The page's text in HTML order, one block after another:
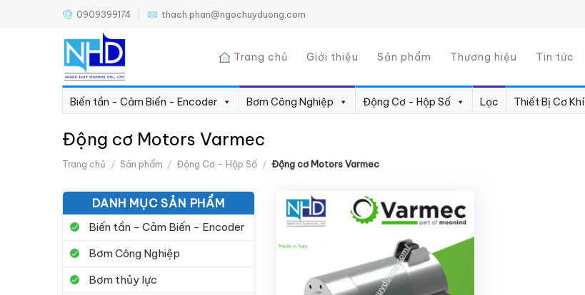
0909399174 thach.phan@ngochuyduong.com
Trang chủ Giới thiệu Sản phẩm Thương hiệu Tin tức
Biến tần - Cảm Biến - Encoder Bơm Công Nghiệp Động Cơ - Hộp Số Lọc Thiết Bị Cơ Khí
Động cơ Motors Varmec
Trang chủ / Sản phẩm / Động Cơ - Hộp Số / Động cơ Motors Varmec
DANH MỤC SẢN PHẨM
Biến tần - Cảm Biến - Encoder
Bơm Công Nghiệp
Bơm thủy lực